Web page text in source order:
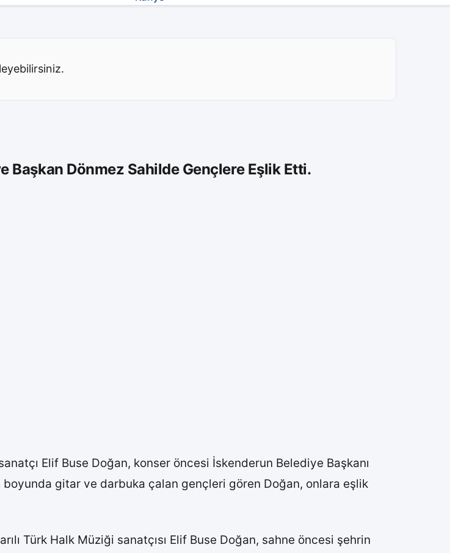
Başkan Dönmez Sahilde Gençlere Eşlik Etti.
Elif Buse Doğan, konser öncesi İskenderun Belediye Başkanı
gitar ve darbuka çalan gençleri gören Doğan, onlara eşlik
Türk Halk Müziği sanatçısı Elif Buse Doğan, sahne öncesi şehrin